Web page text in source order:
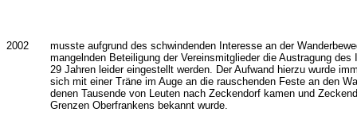
2002
musste aufgrund des schwindenden Interesse an der
mangelnden Beteiligung der Vereinsmitglieder die Austragung des
29 Jahren leider eingestellt werden. Der Aufwand hierzu wurde
sich mit einer Träne im Auge an die rauschenden Feste an den
denen Tausende von Leuten nach Zeckendorf kamen und
Grenzen Oberfrankens bekannt wurde.